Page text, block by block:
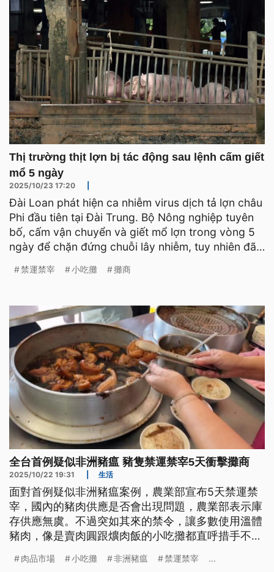
Thị trường thịt lợn bị tác động sau lệnh cấm giết
mổ 5 ngày
2025/10/23 17:20
Đài Loan phát hiện ca nhiễm virus dịch tả lợn châu
Phi đầu tiên tại Đài Trung. Bộ Nông nghiệp tuyên
bố, cấm vận chuyển và giết mổ lợn trong vòng 5
ngày để chặn đứng chuỗi lây nhiễm, tuy nhiên đã
禁運禁宰 小吃攤 攤商
全台首例疑似非洲豬瘟 豬隻禁運禁宰5天衝擊攤商
2025/10/22 19:31 生活
面對首例疑似非洲豬瘟案例，農業部宣布5天禁運禁
宰，國內的豬肉供應是否會出現問題，農業部表示庫
存供應無虞。不過突如其來的禁令，讓多數使用溫體
豬肉，像是賣肉圓跟爌肉飯的小吃攤都直呼措手不
但也沒辦法。
肉品市場 小吃攤 非洲豬瘟 禁運禁宰 ...